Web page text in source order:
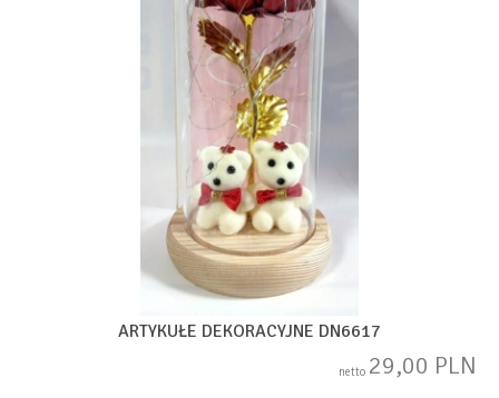
ARTYKUŁE DEKORACYJNE DN6617
netto 29,00 PLN